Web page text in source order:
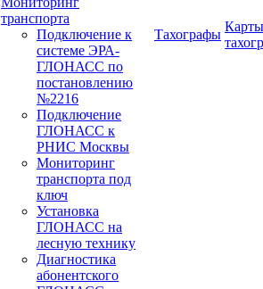
транспорта
Подключение к
системе ЭРА-
ГЛОНАСС по
постановлению
№2216
Подключение
ГЛОНАСС к
РНИС Москвы
Мониторинг
транспорта под
ключ
Установка
ГЛОНАСС на
лесную технику
Диагностика
абонентского
Тахографы
Карты